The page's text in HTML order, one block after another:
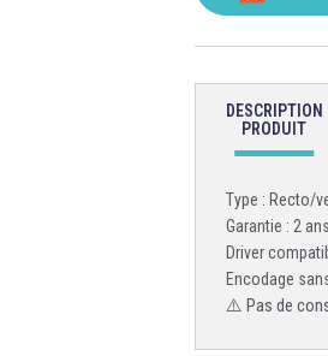
DESCRIPTION
PRODUIT
Type : Recto/
Garantie : 2
Driver
Encodage
⚠️ Pas de